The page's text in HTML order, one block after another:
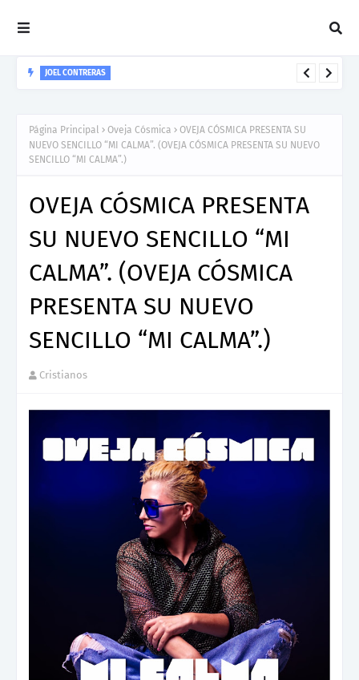
JOEL CONTRERAS
Página Principal Oveja Cósmica
OVEJA CÓSMICA PRESENTA SU
NUEVO SENCILLO “MI CALMA”. (OVEJA CÓSMICA PRESENTA SU NUEVO
SENCILLO “MI CALMA”.)
OVEJA CÓSMICA PRESENTA
SU NUEVO SENCILLO “MI
CALMA”. (OVEJA CÓSMICA
PRESENTA SU NUEVO
SENCILLO “MI CALMA”.)
Cristianos